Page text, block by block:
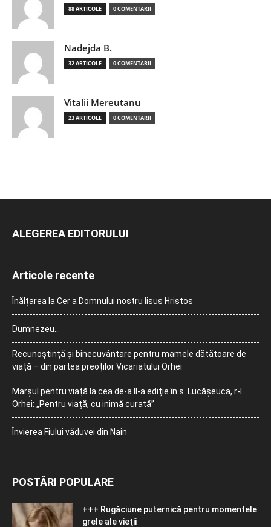
88 ARTICOLE 0 COMENTARII
Nadejda B.
32 ARTICOLE 0 COMENTARII
Vitalii Mereutanu
23 ARTICOLE 0 COMENTARII
ALEGEREA EDITORULUI
Articole recente
Înălțarea la Cer a Domnului nostru Iisus Hristos
Dumnezeu…
Recunoștință și binecuvântare pentru mamele dătătoare de
viață – din partea preoților Vicariatului Orhei
Marșul pentru viață la cea de-a II-a ediție în s. Lucășeuca, r-l
Orhei: „Pentru viață, cu inimă curată”
Învierea Fiului văduvei din Nain
POSTĂRI POPULARE
+++ Rugăciune puternică pentru momentele
grele ale vieţii